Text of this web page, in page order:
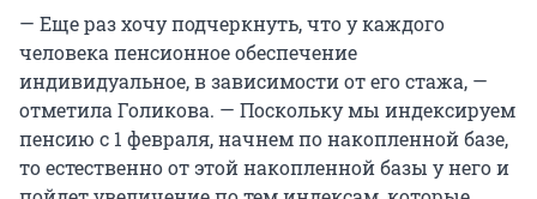
— Еще раз хочу подчеркнуть, что у каждого
человека пенсионное обеспечение
индивидуальное, в зависимости от его стажа, —
отметила Голикова. — Поскольку мы индексируем
пенсию с 1 февраля, начнем по накопленной базе,
то естественно от этой накопленной базы у него и